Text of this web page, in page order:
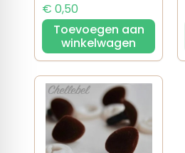
€ 0,50
Toevoegen aan
winkelwagen